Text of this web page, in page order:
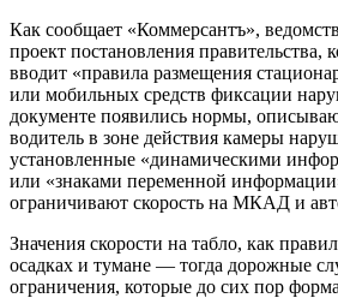
Как сообщает «Коммерсантъ»,
проект постановления правительства,
вводит «правила размещения
или мобильных средств фиксации
документе появились нормы,
водитель в зоне действия камеры
установленные «динамическими
или «знаками переменной
ограничивают скорость на МКАД и
Значения скорости на табло, как
осадках и тумане — тогда дорожные
ограничения, которые до сих пор